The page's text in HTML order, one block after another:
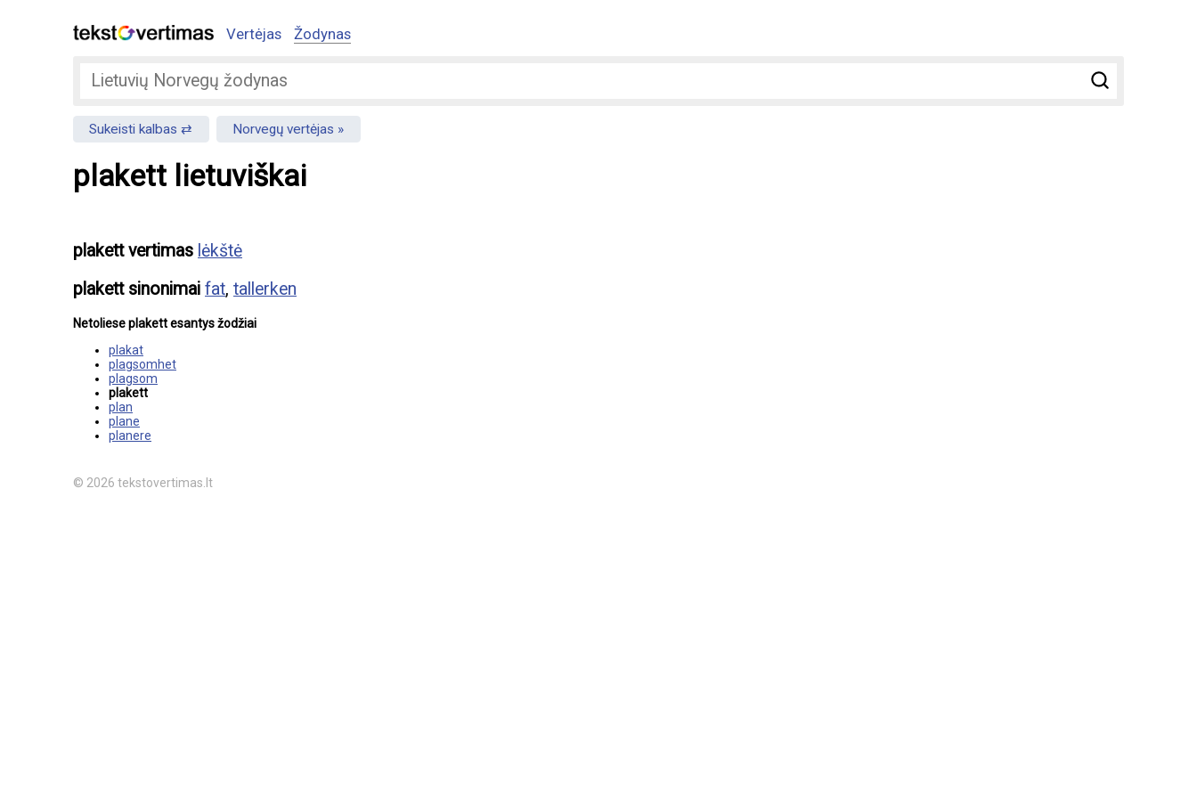
Vertėjas Žodynas
Sukeisti kalbas Norvegų vertėjas
plakett lietuviškai
plakett vertimas lėkštė
plakett sinonimai fat, tallerken
Netoliese plakett esantys žodžiai
plakat
plagsomhet
plagsom
plakett
plan
plane
planere
© 2026 tekstovertimas.lt